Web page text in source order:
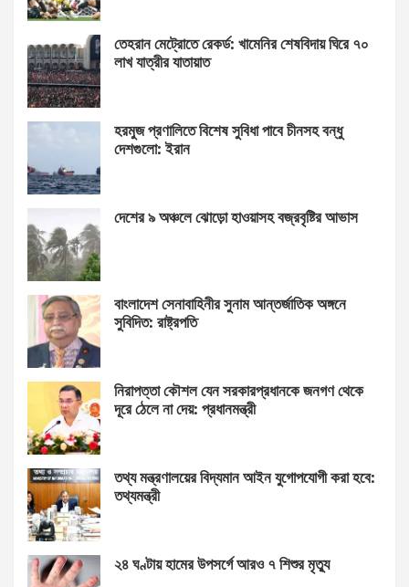
তেহরান মেট্রোতে রেকর্ড: খামেনির শেষবিদায় ঘিরে ৭০
লাখ যাত্রীর যাতায়াত
হরমুজ প্রণালিতে বিশেষ সুবিধা পাবে চীনসহ বন্ধু
দেশগুলো: ইরান
দেশের ৯ অঞ্চলে ঝোড়ো হাওয়াসহ বজ্রবৃষ্টির আভাস
বাংলাদেশ সেনাবাহিনীর সুনাম আন্তর্জাতিক অঙ্গনে
সুবিদিত: রাষ্ট্রপতি
নিরাপত্তা কৌশল যেন সরকারপ্রধানকে জনগণ থেকে
দূরে ঠেলে না দেয়: প্রধানমন্ত্রী
তথ্য মন্ত্রণালয়ের বিদ্যমান আইন যুগোপযোগী করা হবে:
তথ্যমন্ত্রী
২৪ ঘণ্টায় হামের উপসর্গে আরও ৭ শিশুর মৃত্যু